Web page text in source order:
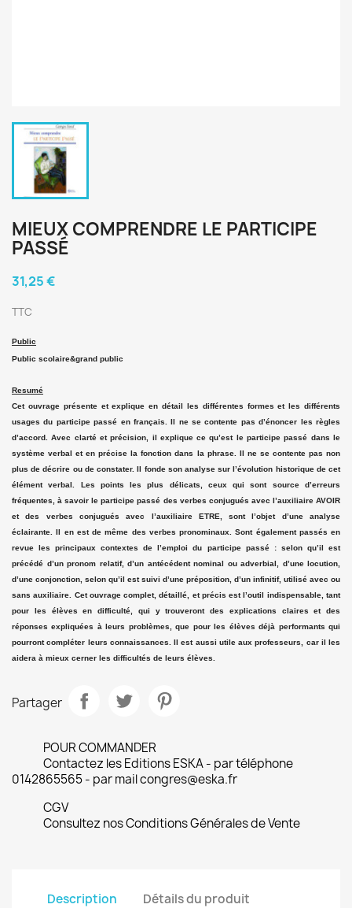
MIEUX COMPRENDRE LE PARTICIPE
PASSÉ
31,25 €
TTC
Public
Public scolaire&grand public
Resumé
Cet ouvrage présente et explique en détail les différentes formes et les différents
usages du participe passé en français. Il ne se contente pas d’énoncer les règles
d’accord. Avec clarté et précision, il explique ce qu’est le participe passé dans le
système verbal et en précise la fonction dans la phrase. Il ne se contente pas non
plus de décrire ou de constater. Il fonde son analyse sur l’évolution historique de cet
élément verbal. Les points les plus délicats, ceux qui sont source d’erreurs
fréquentes, à savoir le participe passé des verbes conjugués avec l’auxiliaire AVOIR
et des verbes conjugués avec l’auxiliaire ETRE, sont l’objet d’une analyse
éclairante. Il en est de même des verbes pronominaux. Sont également passés en
revue les principaux contextes de l’emploi du participe passé : selon qu’il est
précédé d’un pronom relatif, d’un antécédent nominal ou adverbial, d’une locution,
d’une conjonction, selon qu’il est suivi d’une préposition, d’un infinitif, utilisé avec ou
sans auxiliaire. Cet ouvrage complet, détaillé, et précis est l’outil indispensable, tant
pour les élèves en difficulté, qui y trouveront des explications claires et des
réponses expliquées à leurs problèmes, que pour les élèves déjà performants qui
pourront compléter leurs connaissances. Il est aussi utile aux professeurs, car il les
aidera à mieux cerner les difficultés de leurs élèves.
Partager
POUR COMMANDER
Contactez les Editions ESKA - par téléphone
0142865565 - par mail congres@eska.fr
CGV
Consultez nos Conditions Générales de Vente
Description Détails du produit